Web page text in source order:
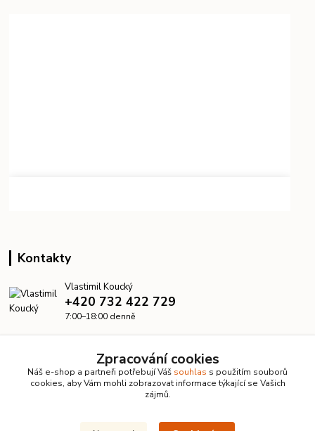
Kontakty
Vlastimil Koucký
+420 732 422 729
7:00–18:00 denně
Zpracování cookies
Náš e-shop a partneři potřebují Váš souhlas s použitím souborů
cookies, aby Vám mohli zobrazovat informace týkající se Vašich
zájmů.